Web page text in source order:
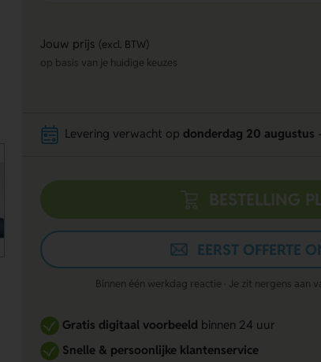
Jouw prijs (excl. BTW)
op basis van je huidige keuzes
Levering verwacht op donderdag 20 augustus
BESTELLING
EERST OFFERTE
Binnen één werkdag reactie · Je zit nergens aan
Gratis digitaal voorbeeldbinnen 24 uur
Snelle & persoonlijke klantenservice